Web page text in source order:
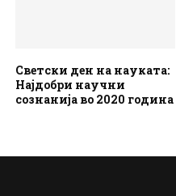
Светски ден на науката:
Најдобри научни
сознанија во 2020 година